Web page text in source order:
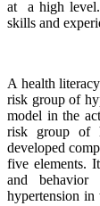
at a high level.
skills and
A health
risk group of
model in the
risk group of
developed
five elements.
and behavior
hypertension in